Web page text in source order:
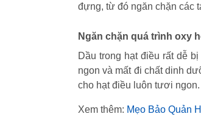
đựng, từ đó ngăn chặn các
Ngăn chặn quá trình oxy
Dầu trong hạt điều rất dễ
ngon và mất đi chất dinh
cho hạt điều luôn tươi ngon.
Xem thêm: Mẹo Bảo Quản